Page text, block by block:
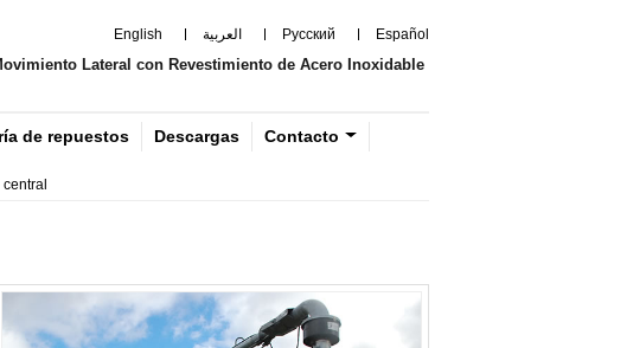
English العربية Русский Español
Lateral con Revestimiento de Acero Inoxidable
de repuestos Descargas Contacto